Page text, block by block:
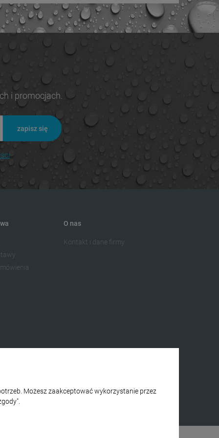
i promocjach.
zapisz się
O nas
Kontakt i dane firmy
Możesz zaakceptować wykorzystanie przez